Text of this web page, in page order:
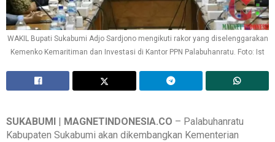
WAKIL Bupati Sukabumi Adjo Sardjono mengikuti rakor yang diselenggarakan
Kemenko Kemaritiman dan Investasi di Kantor PPN Palabuhanratu. Foto: Ist
SUKABUMI MAGNETINDONESIA.CO – Palabuhanratu
Kabupaten Sukabumi akan dikembangkan Kementerian